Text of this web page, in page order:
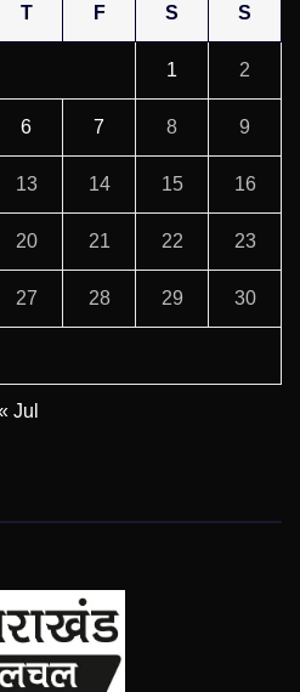
T F S S
1 2
6 7 8 9
13 14 15 16
20 21 22 23
27 28 29 30
Jul